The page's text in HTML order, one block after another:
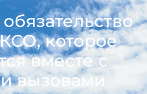
которое
вместе с
вызовами